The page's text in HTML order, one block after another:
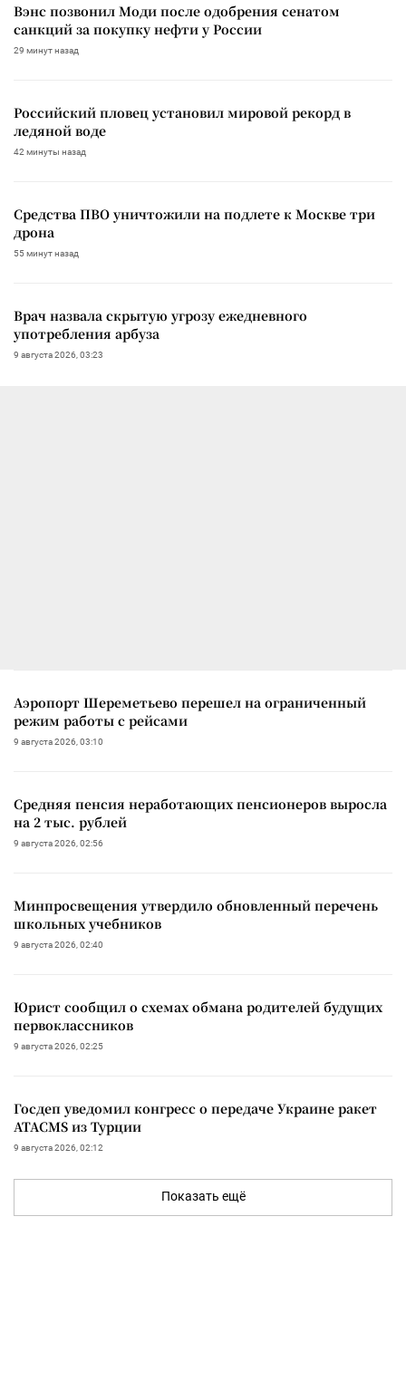
Вэнс позвонил Моди после одобрения сенатом
санкций за покупку нефти у России
29 минут назад
Российский пловец установил мировой рекорд в
ледяной воде
42 минуты назад
Средства ПВО уничтожили на подлете к Москве три
дрона
55 минут назад
Врач назвала скрытую угрозу ежедневного
употребления арбуза
9 августа 2026, 03:23
Аэропорт Шереметьево перешел на ограниченный
режим работы с рейсами
9 августа 2026, 03:10
Средняя пенсия неработающих пенсионеров выросла
на 2 тыс. рублей
9 августа 2026, 02:56
Минпросвещения утвердило обновленный перечень
школьных учебников
9 августа 2026, 02:40
Юрист сообщил о схемах обмана родителей будущих
первоклассников
9 августа 2026, 02:25
Госдеп уведомил конгресс о передаче Украине ракет
ATACMS из Турции
9 августа 2026, 02:12
Показать ещё